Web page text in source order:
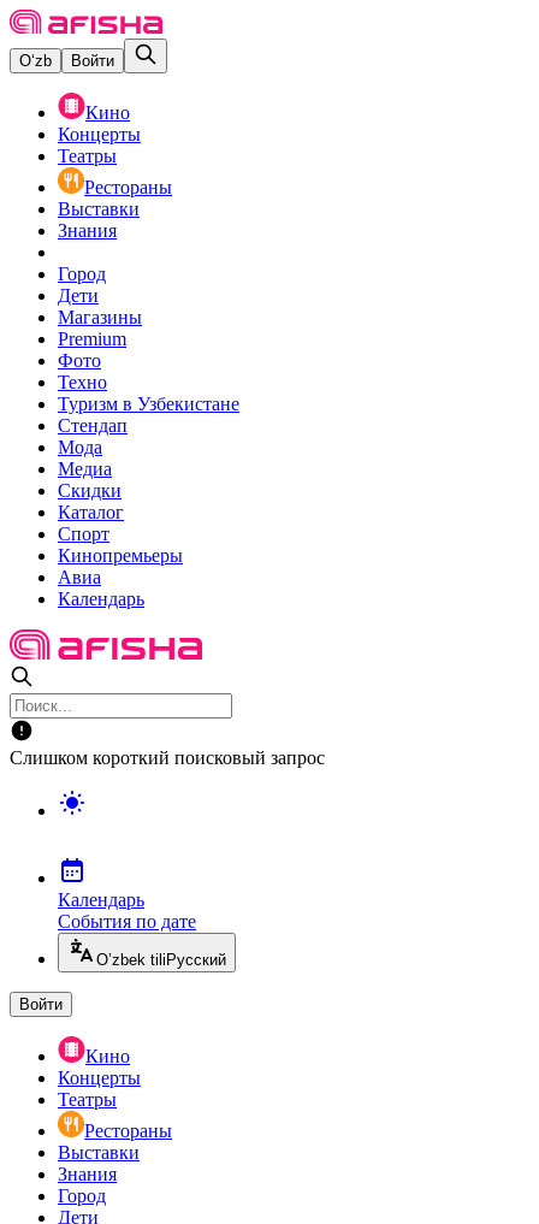
O‘zb Войти
Кино
Концерты
Театры
Рестораны
Выставки
Знания
Город
Дети
Магазины
Premium
Фото
Техно
Туризм в Узбекистане
Стендап
Мода
Медиа
Скидки
Каталог
Спорт
Кинопремьеры
Авиа
Календарь
Слишком короткий поисковый запрос
Календарь
События по дате
O’zbek tili Русский
Войти
Кино
Концерты
Театры
Рестораны
Выставки
Знания
Город
Дети